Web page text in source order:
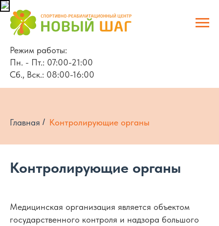
Режим работы:
Пн. - Пт.: 07:00-21:00
Сб., Вск.: 08:00-16:00
Главная / Контролирующие органы
Контролирующие органы
Медицинская организация является объектом
государственного контроля и надзора большого